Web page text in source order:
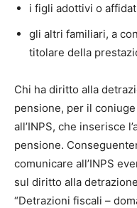
i figli adottivi o
gli altri familiari, a
titolare della
Chi ha diritto alla
pensione, per il
all’INPS, che inserisce
pensione.
comunicare all’INPS
sul diritto alla
“Detrazioni fiscali –